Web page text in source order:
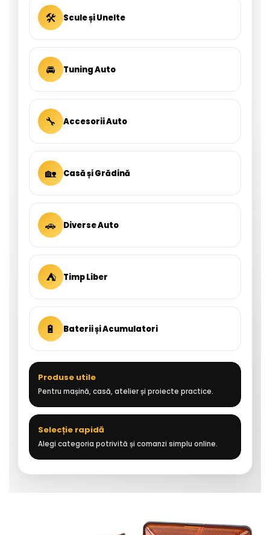
🛠 Scule și Unelte
🚘 Tuning Auto
🔧 Accesorii Auto
🏡 Casă și Grădină
🚗 Diverse Auto
⛺ Timp Liber
🔋 Baterii și Acumulatori
Produse utile
Pentru mașină, casă, atelier și proiecte practice.
Selecție rapidă
Alegi categoria potrivită și comanzi simplu online.